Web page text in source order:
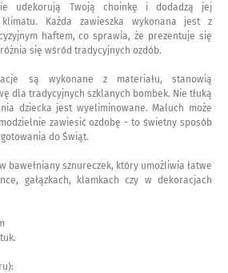
udekorują Twoją choinkę i dodadzą jej
klimatu. Każda zawieszka wykonana jest z
haftem, co sprawia, że prezentuje się
się wśród tradycyjnych ozdób.
są wykonane z materiału, stanowią
dla tradycyjnych szklanych bombek. Nie tłuką
dziecka jest wyeliminowane. Maluch może
zawiesić ozdobę - to świetny sposób
do Świąt.
bawełniany sznureczek, który umożliwia łatwe
gałązkach, klamkach czy w dekoracjach